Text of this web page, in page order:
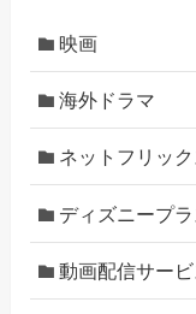
映画
海外ドラマ
ネットフリック
ディズニープラ
動画配信サービ